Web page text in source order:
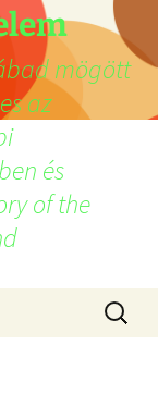
mögött
az
és
of the